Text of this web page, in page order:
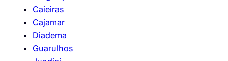
Caieiras
Cajamar
Diadema
Guarulhos